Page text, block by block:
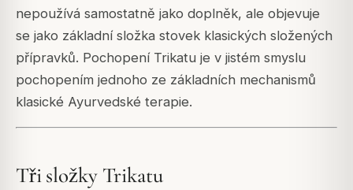
nepoužívá samostatně jako doplněk, ale objevuje
se jako základní složka stovek klasických složených
přípravků. Pochopení Trikatu je v jistém smyslu
pochopením jednoho ze základních mechanismů
klasické Ayurvedské terapie.
Tři složky Trikatu